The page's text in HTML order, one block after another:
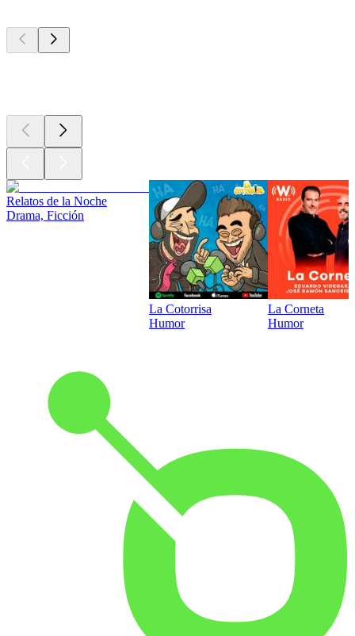
Relatos de la Noche
Drama, Ficción
La Cotorrisa
Humor
La Corneta
Humor